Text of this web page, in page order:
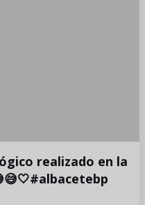
realizado en la